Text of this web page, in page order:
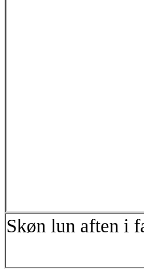
Skøn lun aften i